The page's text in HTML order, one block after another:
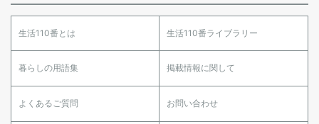
生活110番とは 生活110番ライブラリー
暮らしの用語集 掲載情報に関して
よくあるご質問 お問い合わせ